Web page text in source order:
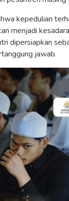
kepedulian
menjadi
dipersiapkan
jawab.